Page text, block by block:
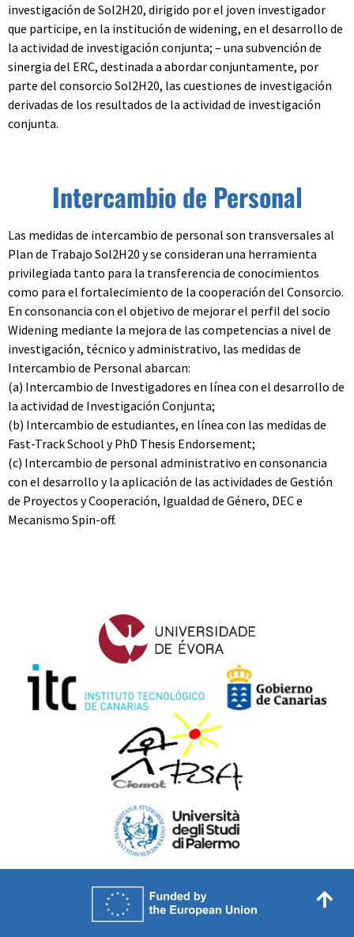
investigación de Sol2H20, dirigido por el joven investigador
que participe, en la institución de widening, en el desarrollo de
la actividad de investigación conjunta; – una subvención de
sinergia del ERC, destinada a abordar conjuntamente, por
parte del consorcio Sol2H20, las cuestiones de investigación
derivadas de los resultados de la actividad de investigación
conjunta.
Intercambio de Personal
Las medidas de intercambio de personal son transversales al
Plan de Trabajo Sol2H20 y se consideran una herramienta
privilegiada tanto para la transferencia de conocimientos
como para el fortalecimiento de la cooperación del Consorcio.
En consonancia con el objetivo de mejorar el perfil del socio
Widening mediante la mejora de las competencias a nivel de
investigación, técnico y administrativo, las medidas de
Intercambio de Personal abarcan:
(a) Intercambio de Investigadores en línea con el desarrollo de
la actividad de Investigación Conjunta;
(b) Intercambio de estudiantes, en línea con las medidas de
Fast-Track School y PhD Thesis Endorsement;
(c) Intercambio de personal administrativo en consonancia
con el desarrollo y la aplicación de las actividades de Gestión
de Proyectos y Cooperación, Igualdad de Género, DEC e
Mecanismo Spin-off.